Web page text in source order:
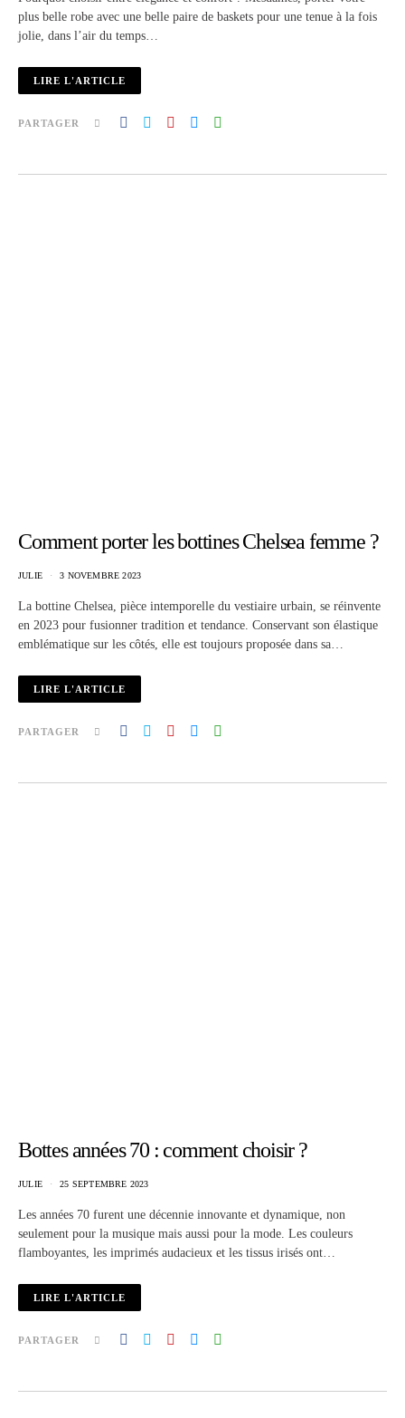
plus belle robe avec une belle paire de baskets pour une tenue à la fois
jolie, dans l’air du temps…
LIRE L'ARTICLE
PARTAGER
Comment porter les bottines Chelsea femme ?
JULIE 3 NOVEMBRE 2023
La bottine Chelsea, pièce intemporelle du vestiaire urbain, se réinvente
en 2023 pour fusionner tradition et tendance. Conservant son élastique
emblématique sur les côtés, elle est toujours proposée dans sa…
LIRE L'ARTICLE
PARTAGER
Bottes années 70 : comment choisir ?
JULIE 25 SEPTEMBRE 2023
Les années 70 furent une décennie innovante et dynamique, non
seulement pour la musique mais aussi pour la mode. Les couleurs
flamboyantes, les imprimés audacieux et les tissus irisés ont…
LIRE L'ARTICLE
PARTAGER